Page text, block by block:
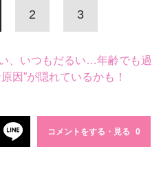
2 3
、いつもだるい…年齢でも過
因”が隠れているかも！
コメントをする・見る